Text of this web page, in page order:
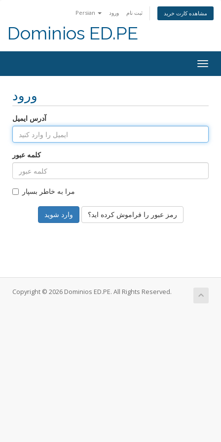
Persian ورود ثبت نام مشاهده کارت خرید
Dominios ED.PE
ورود
آدرس ایمیل
کلمه عبور
مرا به خاطر بسپار
رمز عبور را فراموش کرده اید؟
Copyright © 2026 Dominios ED.PE. All Rights Reserved.